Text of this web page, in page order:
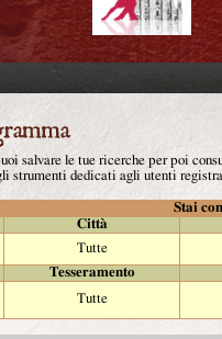
salvare le tue ricerche per poi
strumenti dedicati agli utenti
Stai
Città
Tutte
Tesseramento
Tutte